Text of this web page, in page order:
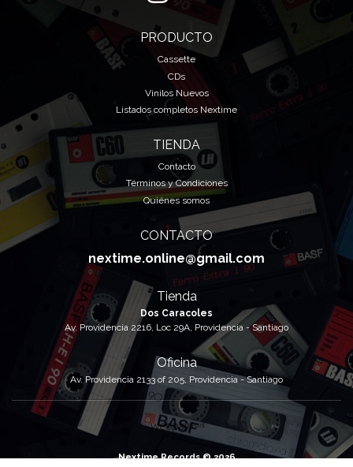
PRODUCTO
Cassette
CDs
Vinilos Nuevos
Listados completos Nextime
TIENDA
Contacto
Términos y Condiciones
Quiénes somos
CONTACTO
nextime.online@gmail.com
Tienda
Dos Caracoles
Av. Providencia 2216, Loc 29A, Providencia - Santiago
Oficina
Av. Providencia 2133 of 205, Providencia - Santiago
Nextime Records © 2026